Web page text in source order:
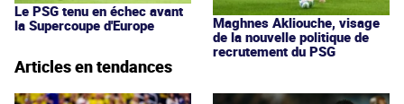
Le PSG tenu en échec avant
la Supercoupe d'Europe
Maghnes Akliouche, visage
de la nouvelle politique de
recrutement du PSG
Articles en tendances